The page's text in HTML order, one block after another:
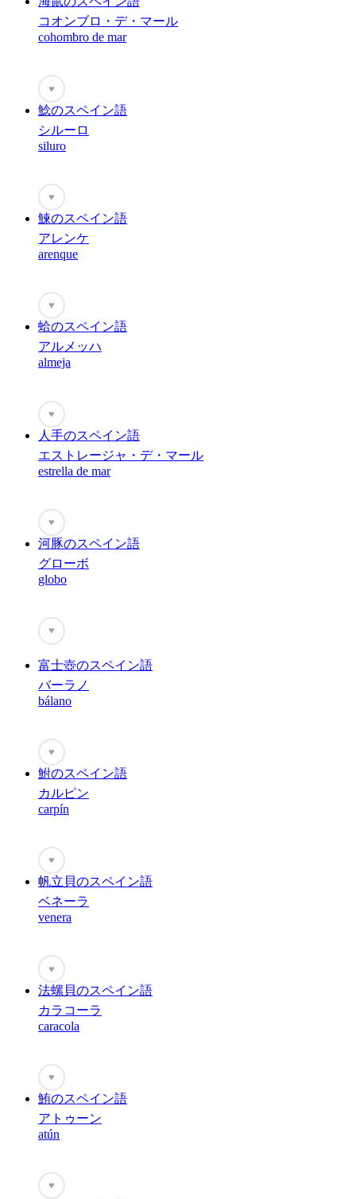
コオンブロ・デ・マール
cohombro de mar
♥
鯰のスペイン語
シルーロ
siluro
♥
鰊のスペイン語
アレンケ
arenque
♥
蛤のスペイン語
アルメッハ
almeja
♥
人手のスペイン語
エストレージャ・デ・マール
estrella de mar
♥
河豚のスペイン語
グローボ
globo
♥
富士壺のスペイン語
バーラノ
bálano
♥
鮒のスペイン語
カルピン
carpín
♥
帆立貝のスペイン語
ベネーラ
venera
♥
法螺貝のスペイン語
カラコーラ
caracola
♥
鮪のスペイン語
アトゥーン
atún
♥